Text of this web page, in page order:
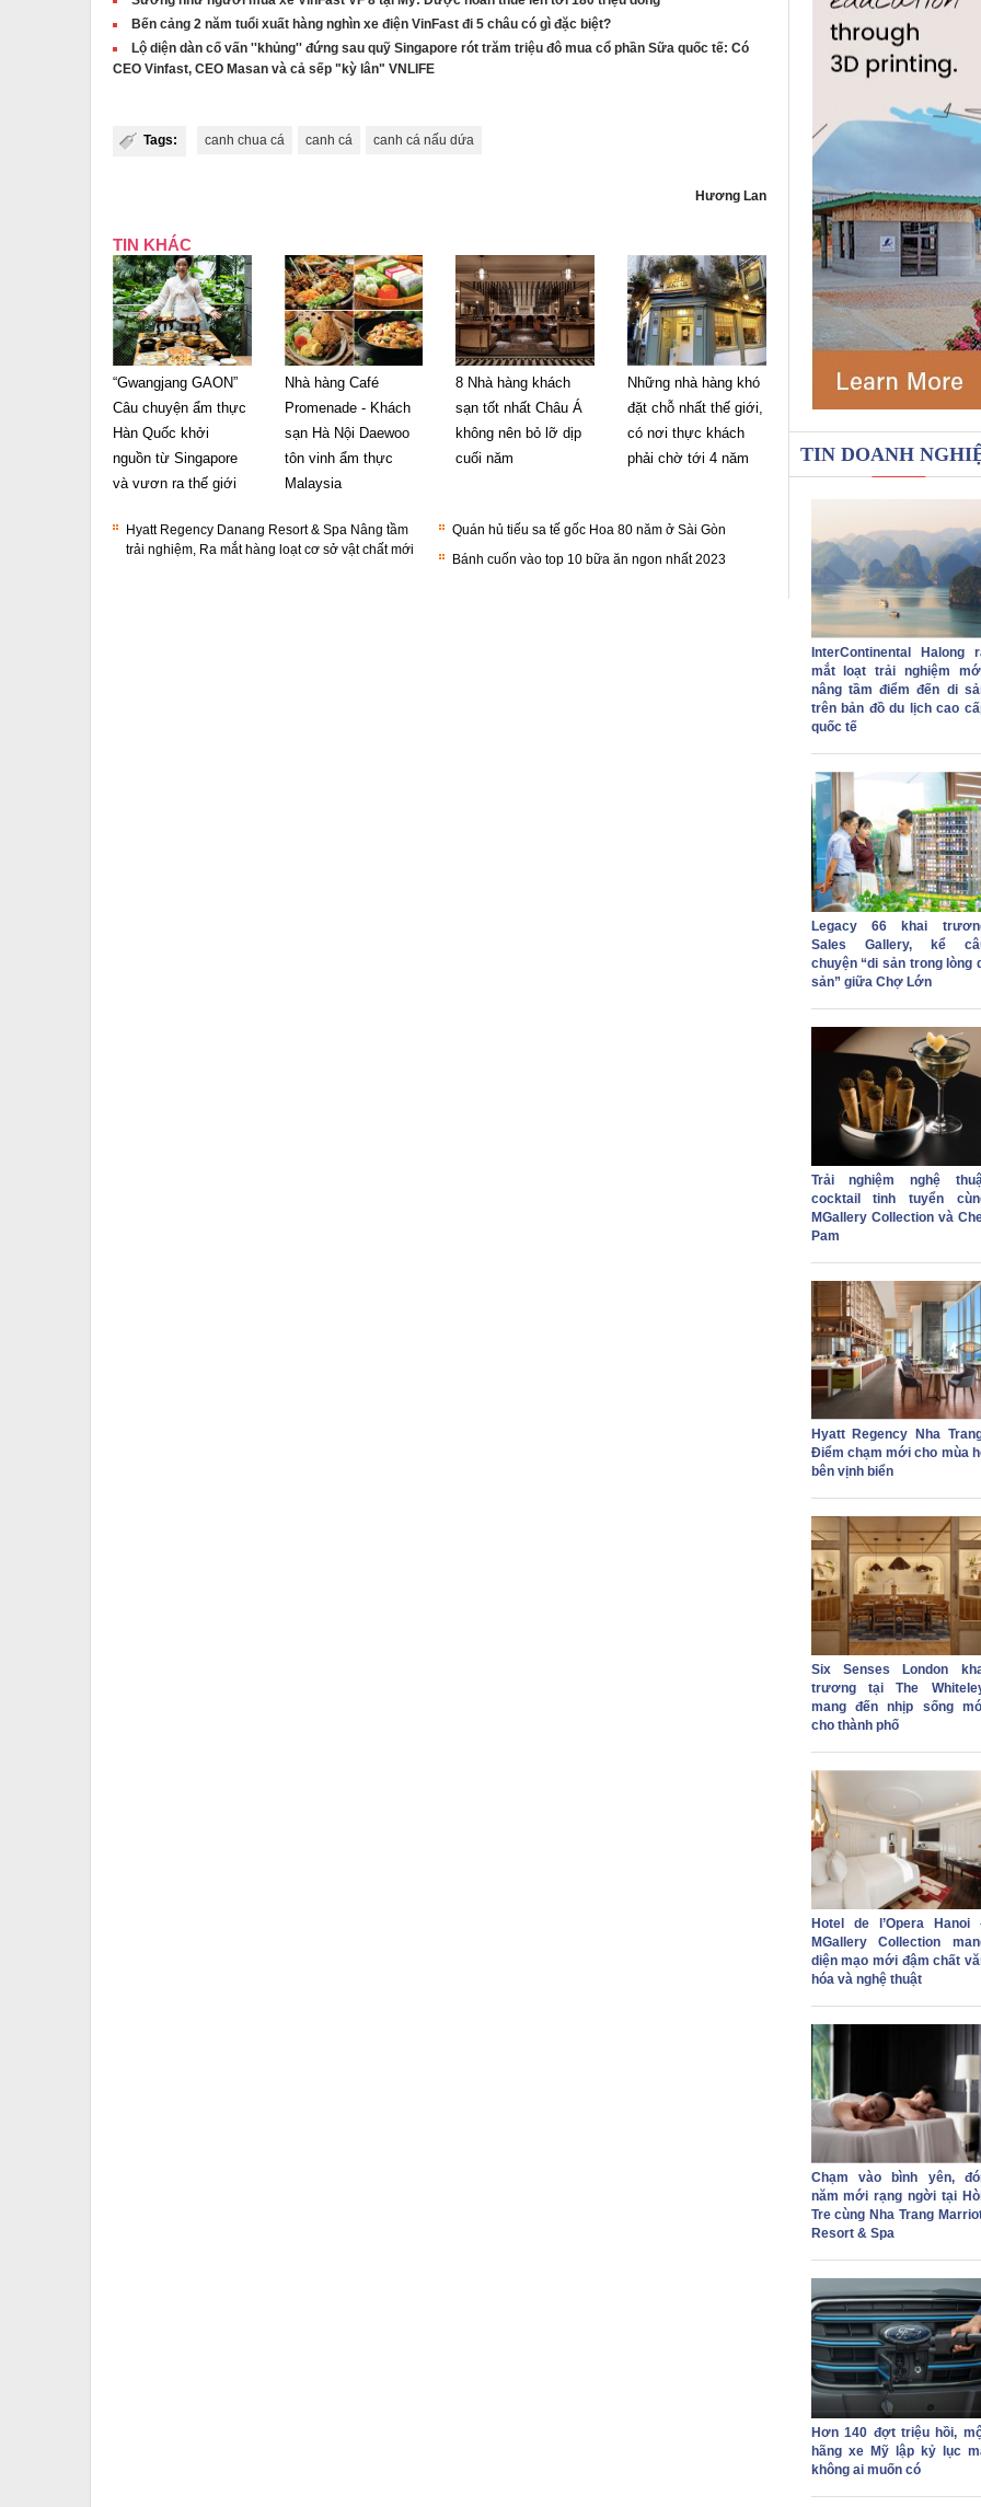
Bến cảng 2 năm tuổi xuất hàng nghìn xe điện VinFast đi 5 châu có gì đặc biệt?
Lộ diện dàn cố vấn ''khủng'' đứng sau quỹ Singapore rót trăm triệu đô mua cổ phần Sữa quốc tế: Có
CEO Vinfast, CEO Masan và cả sếp "kỳ lân" VNLIFE
Tags: canh chua cá canh cá canh cá nấu dứa
Hương Lan
TIN KHÁC
“Gwangjang GAON”
Câu chuyện ẩm thực
Hàn Quốc khởi
nguồn từ Singapore
và vươn ra thế giới
Nhà hàng Café
Promenade - Khách
sạn Hà Nội Daewoo
tôn vinh ẩm thực
Malaysia
8 Nhà hàng khách
sạn tốt nhất Châu Á
không nên bỏ lỡ dịp
cuối năm
Những nhà hàng khó
đặt chỗ nhất thế giới,
có nơi thực khách
phải chờ tới 4 năm
Hyatt Regency Danang Resort & Spa Nâng tầm
trải nghiệm, Ra mắt hàng loạt cơ sở vật chất mới
Quán hủ tiếu sa tế gốc Hoa 80 năm ở Sài Gòn
Bánh cuốn vào top 10 bữa ăn ngon nhất 2023
TIN DOANH
InterContinental Halong
mắt loạt trải nghiệm
nâng tầm điểm đến di
trên bản đồ du lịch cao
quốc tế
Legacy 66 khai
Sales Gallery, kể
chuyện “di sản trong lòng
sản” giữa Chợ Lớn
Trải nghiệm nghệ
cocktail tinh tuyển
MGallery Collection và
Pam
Hyatt Regency Nha
Điểm chạm mới cho mùa
bên vịnh biển
Six Senses London
trương tại The
mang đến nhịp sống
cho thành phố
Hotel de l’Opera Hanoi
MGallery Collection
diện mạo mới đậm chất
hóa và nghệ thuật
Chạm vào bình yên,
năm mới rạng ngời tại
Tre cùng Nha Trang
Resort & Spa
Hơn 140 đợt triệu hồi,
hãng xe Mỹ lập kỷ lục
không ai muốn có